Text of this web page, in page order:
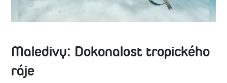
Maledivy: Dokonalost tropického
ráje